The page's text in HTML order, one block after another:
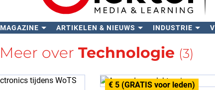
MAGAZINE ARTIKELEN & NIEUWS INDUSTRIE
Meer over Technologie (3)
€ 5 (GRATIS voor leden)